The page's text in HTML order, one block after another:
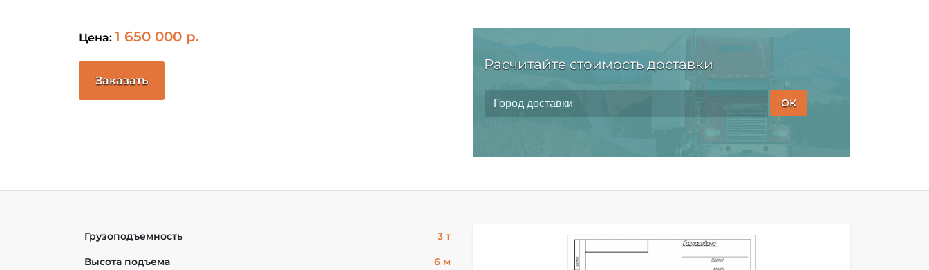
Цена: 1 650 000 р.
Заказать
Расчитайте стоимость доставки
ОК
Грузоподъемность 3 т
Высота подъема 6 м